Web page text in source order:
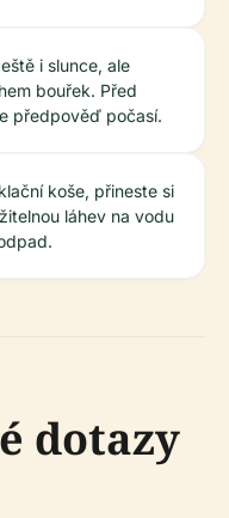
i slunce, ale
bouřek. Před
předpověď počasí.
koše, přineste si
láhev na vodu
dotazy